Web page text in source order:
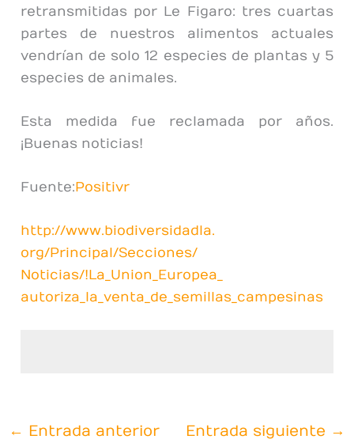
retransmitidas por Le Figaro: tres cuartas
partes de nuestros alimentos actuales
vendrían de solo 12 especies de plantas y 5
especies de animales.
Esta medida fue reclamada por años.
¡Buenas noticias!
Fuente:Positivr
http://www.biodiversidadla.
org/Principal/Secciones/
Noticias/!La_Union_Europea_
autoriza_la_venta_de_semillas_campesinas
← Entrada anterior Entrada siguiente →